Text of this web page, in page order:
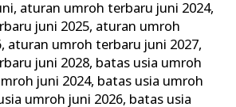
, aturan umroh terbaru juni 2024,
juni 2025, aturan umroh
, aturan umroh terbaru juni 2027,
juni 2028, batas usia umroh
juni 2024, batas usia umroh
umroh juni 2026, batas usia